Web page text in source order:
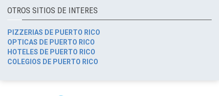
OTROS SITIOS DE INTERES
PIZZERIAS DE PUERTO RICO
OPTICAS DE PUERTO RICO
HOTELES DE PUERTO RICO
COLEGIOS DE PUERTO RICO